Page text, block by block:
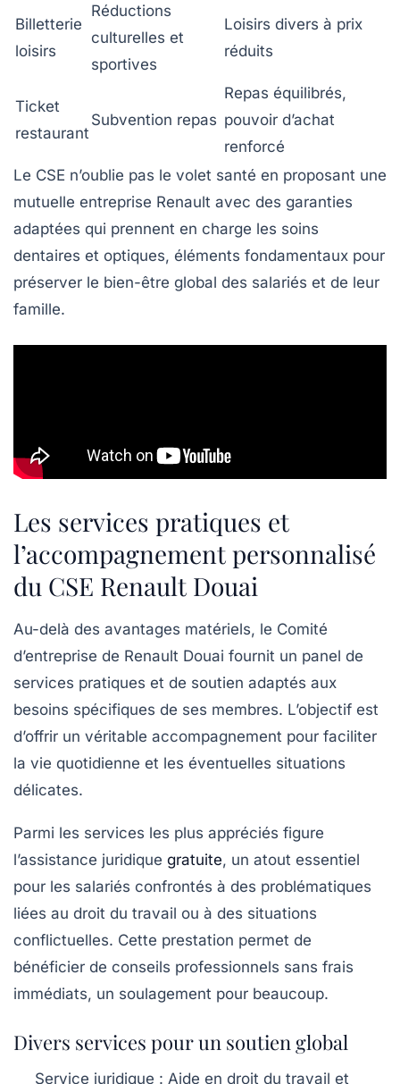
Billetterie
loisirs
Réductions
culturelles et
sportives
Loisirs divers à prix
réduits
Ticket
restaurant
Subvention repas
Repas équilibrés,
pouvoir d’achat
renforcé
Le CSE n’oublie pas le volet santé en proposant une
mutuelle entreprise Renault avec des garanties
adaptées qui prennent en charge les soins
dentaires et optiques, éléments fondamentaux pour
préserver le bien-être global des salariés et de leur
famille.
Les services pratiques et
l’accompagnement personnalisé
du CSE Renault Douai
Au-delà des avantages matériels, le Comité
d’entreprise de Renault Douai fournit un panel de
services pratiques et de soutien adaptés aux
besoins spécifiques de ses membres. L’objectif est
d’offrir un véritable accompagnement pour faciliter
la vie quotidienne et les éventuelles situations
délicates.
Parmi les services les plus appréciés figure
l’assistance juridique gratuite, un atout essentiel
pour les salariés confrontés à des problématiques
liées au droit du travail ou à des situations
conflictuelles. Cette prestation permet de
bénéficier de conseils professionnels sans frais
immédiats, un soulagement pour beaucoup.
Divers services pour un soutien global
Service juridique : Aide en droit du travail et